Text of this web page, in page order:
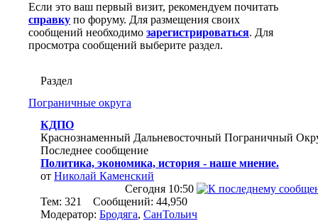
Если это ваш первый визит, рекомендуем почитать
справку по форуму. Для размещения своих
сообщений необходимо зарегистрироваться. Для
просмотра сообщений выберите раздел.
Раздел
Пограничные округа
КДПО
Краснознаменный Дальневосточный Пограничный
Последнее сообщение
Политика, экономика, история - наше мнение.
от Николай Каменский
Сегодня 10:50
Тем: 321 Сообщений: 44,950
Модератор: Бродяга, СанТольич